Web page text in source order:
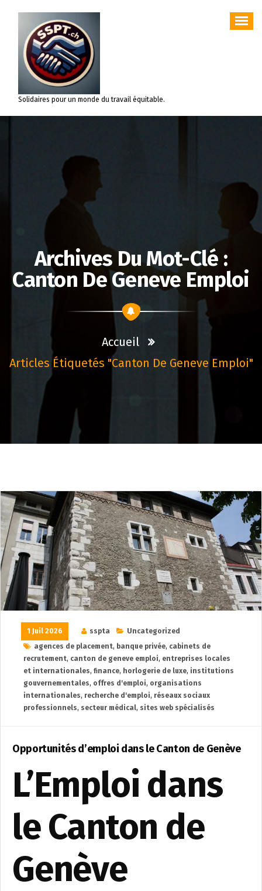
contenu
Solidaires pour un monde du travail équitable.
Archives Du Mot-Clé :
Canton De Geneve Emploi
Accueil
Articles Étiquetés "canton De Geneve Emploi"
1 Juil 2026 sspta
Uncategorized
agences de placement, banque privée, cabinets de
recrutement, canton de geneve emploi, entreprises locales
et internationales, finance, horlogerie de luxe, institutions
gouvernementales, offres d'emploi, organisations
internationales, recherche d'emploi, réseaux sociaux
professionnels, secteur médical, sites web spécialisés
Opportunités d’emploi dans le Canton de Genève
L’Emploi dans
le Canton de
Genève